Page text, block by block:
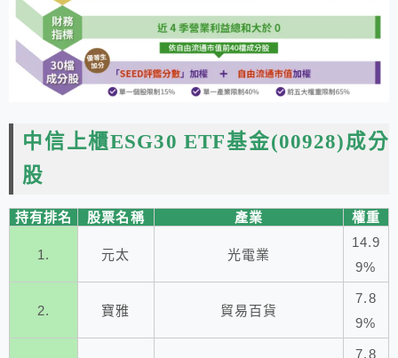
中信上櫃ESG30 ETF基金(00928)成分
股
持有排名 股票名稱 產業 權重
1. 元太 光電業
14.9
9%
2. 寶雅 貿易百貨
7.8
9%
7.8